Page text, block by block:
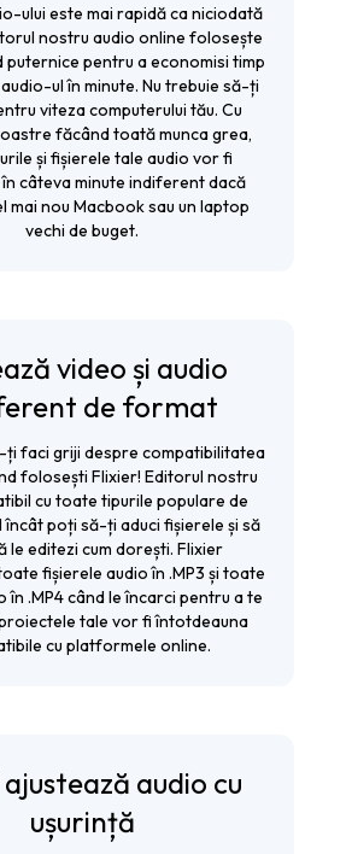
ului este mai rapidă ca niciodată
nostru audio online folosește
puternice pentru a economisi timp
ul în minute. Nu trebuie să-ți
viteza computerului tău. Cu
făcând toată munca grea,
și fișierele tale audio vor fi
câteva minute indiferent dacă
mai nou Macbook sau un laptop
vechi de buget.
video și audio
de format
ți faci griji despre compatibilitatea
folosești Flixier! Editorul nostru
cu toate tipurile populare de
poți să-ți aduci fișierele și să
le editezi cum dorești. Flixier
fișierele audio în .MP3 și toate
în .MP4 când le încarci pentru a te
tale vor fi întotdeauna
cu platformele online.
ajustează audio cu
ușurință